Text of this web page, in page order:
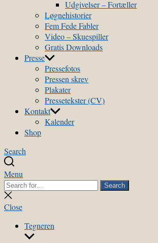
Udgivelser – Fortæller
Løgnehistorier
Fem Fede Fabler
Video – Skuespiller
Gratis Downloads
Presse
Pressefotos
Pressen skrev
Plakater
Pressetekster (CV)
Kontakt
Kalender
Shop
Search
Menu
Search
for:
Search
Close
search
Close
Tegneren
Show